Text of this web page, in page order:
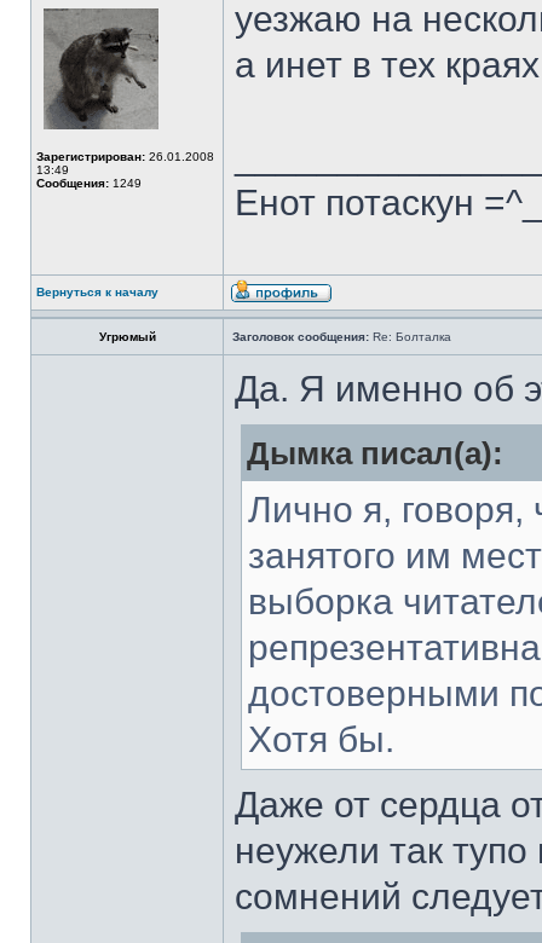
Зарегистрирован: 26.01.2008
13:49
Сообщения: 1249
уезжаю на
а инет в тех
Енот потаскун
Вернуться к началу
Угрюмый Заголовок сообщения: Re: Болталка
Да. Я именно об
Дымка писал(а):
Лично я, говоря,
занятого им
выборка
достоверными
Хотя бы.
Даже от сердца
неужели так
сомнений